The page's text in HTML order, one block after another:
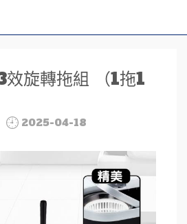
效旋轉拖組 （1拖1
2025-04-18